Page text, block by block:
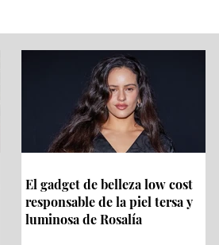
El gadget de belleza low cost
responsable de la piel tersa y
luminosa de Rosalía